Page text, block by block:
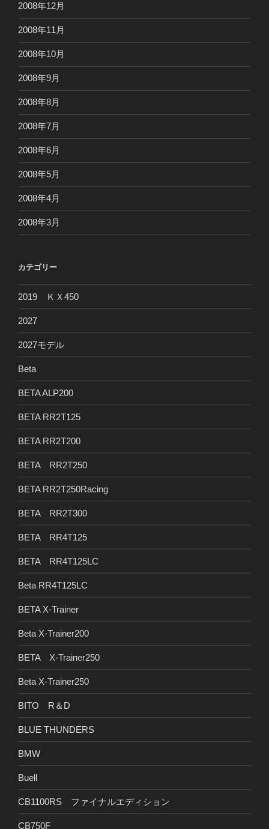
2008年12月
2008年11月
2008年10月
2008年9月
2008年8月
2008年7月
2008年6月
2008年5月
2008年4月
2008年3月
カテゴリー
2019 ＫＸ450
2027
2027モデル
Beta
BETA ALP200
BETA RR2T125
BETA RR2T200
BETA RR2T250
BETA RR2T250Racing
BETA RR2T300
BETA RR4T125
BETA RR4T125LC
Beta RR4T125LC
BETA X-Trainer
Beta X-Trainer200
BETA X-Trainer250
Beta X-Trainer250
BITO R＆D
BLUE THUNDERS
BMW
Buell
CB1100RS ファイナルエディション
CB750F